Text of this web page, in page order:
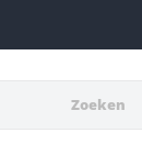
Zoeken